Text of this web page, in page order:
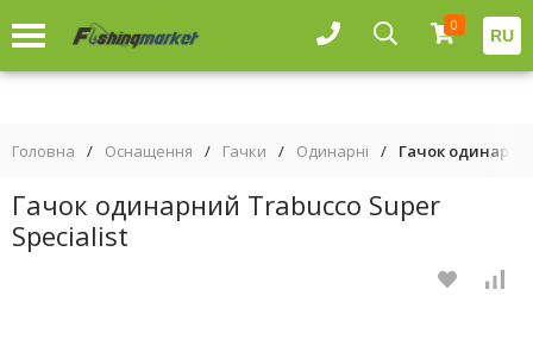
0
RU
Головна / Оснащення / Гачки / Одинарні / Гачок
Гачок одинарний Trabucco Super
Specialist